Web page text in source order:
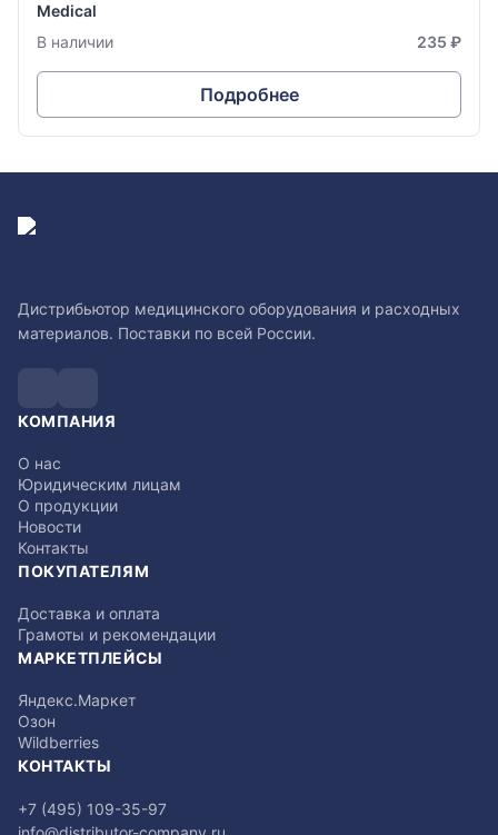
Medical
В наличии
235 ₽
Подробнее
Дистрибьютор медицинского оборудования и расходных
материалов. Поставки по всей России.
КОМПАНИЯ
О нас
Юридическим лицам
О продукции
Новости
Контакты
ПОКУПАТЕЛЯМ
Доставка и оплата
Грамоты и рекомендации
МАРКЕТПЛЕЙСЫ
Яндекс.Маркет
Озон
Wildberries
КОНТАКТЫ
+7 (495) 109-35-97